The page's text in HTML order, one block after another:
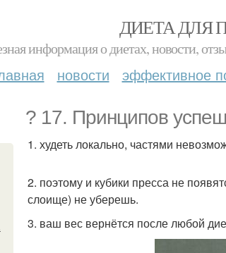
ДИЕТА ДЛЯ
информация о диетах, новости,
новости эффективное
? 17. Принципов
1. худеть локально, частями
2. поэтому и кубики пресса не
слоище) не уберешь.
3. ваш вес вернётся после любой